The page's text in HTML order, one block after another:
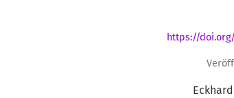
https://doi.org/